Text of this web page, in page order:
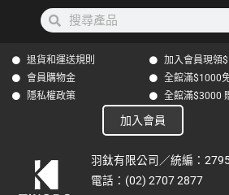
搜
搜
羽鈦有限公司／統編：
電話：(02) 2707 2877
退貨和運送規則
會員購物金
隱私權政策
加入會員現領
全館滿$1000
全館滿$3000
加入會員